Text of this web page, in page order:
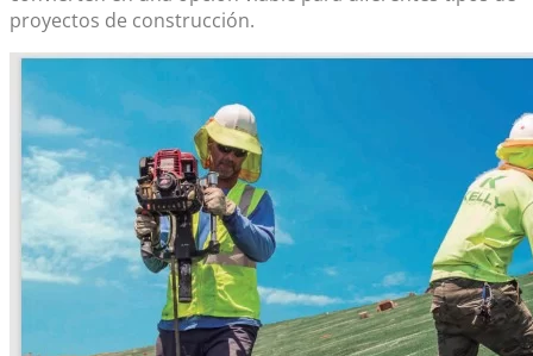
proyectos de construcción.